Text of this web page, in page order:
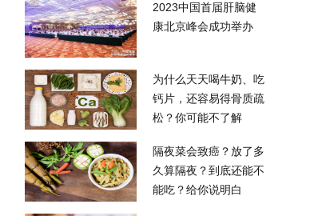
2023中国首届肝脑健
康北京峰会成功举办
为什么天天喝牛奶、吃
钙片，还容易得骨质疏
松？你可能不了解
隔夜菜会致癌？放了多
久算隔夜？到底还能不
能吃？给你说明白